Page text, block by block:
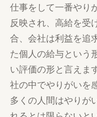
仕事をして一番やり
反映され、高給を受
合、会社は利益を追
た個人の給与という
い評価の形と言えま
社の中でやりがいを
多くの人間はやりが